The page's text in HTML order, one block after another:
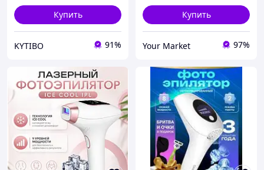
Купить
KYTIBO 91%
Купить
Your Market 97%